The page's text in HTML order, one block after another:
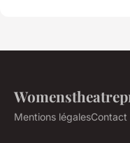
Mentions légalesContact